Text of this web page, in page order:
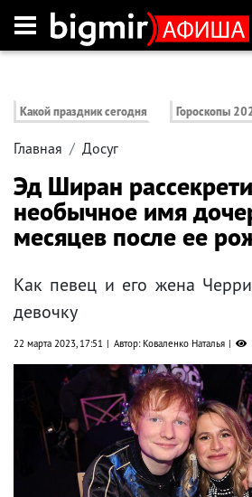
Какой праздник сегодня Гороскопы
Главная Досуг
Эд Ширан
необычное имя
месяцев после ее
Как певец и его жена
девочку
22 марта 2023, 17:51 Автор: Коваленко Наталья